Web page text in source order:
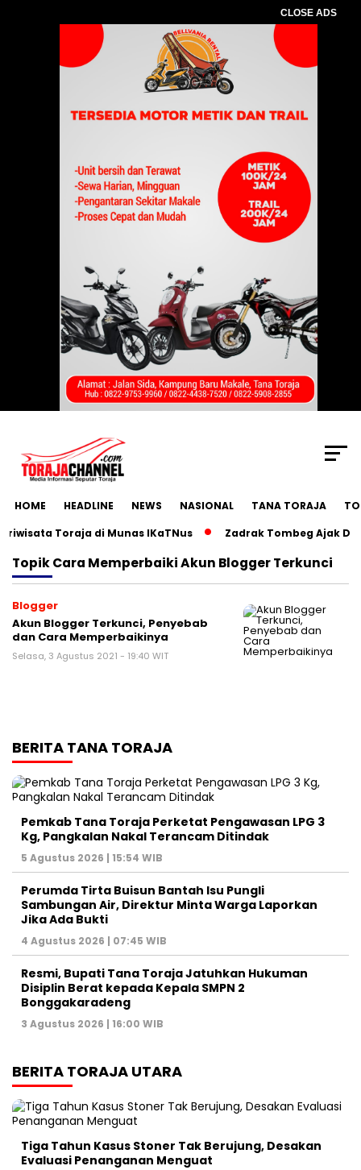
CLOSE ADS
HOME HEADLINE NEWS NASIONAL TANA TORAJA
Toraja di Munas IKaTNus
Zadrak Tombeg Ajak
TopikCara Memperbaiki Akun Blogger Terkunci
Blogger
Akun Blogger Terkunci, Penyebab
dan Cara Memperbaikinya
Selasa, 3 Agustus 2021 - 19:40 WIT
BERITA TANA TORAJA
Pemkab Tana Toraja Perketat Pengawasan LPG 3
Kg, Pangkalan Nakal Terancam Ditindak
5 Agustus 2026 | 15:54 WIB
Perumda Tirta Buisun Bantah Isu Pungli
Sambungan Air, Direktur Minta Warga Laporkan
Jika Ada Bukti
4 Agustus 2026 | 07:45 WIB
Resmi, Bupati Tana Toraja Jatuhkan Hukuman
Disiplin Berat kepada Kepala SMPN 2
Bonggakaradeng
3 Agustus 2026 | 16:00 WIB
BERITA TORAJA UTARA
Tiga Tahun Kasus Stoner Tak Berujung, Desakan
Evaluasi Penanganan Menguat